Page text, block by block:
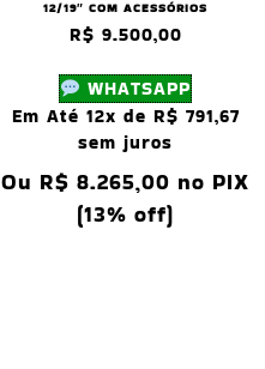
12/19″ COM ACESSÓRIOS
R$ 9.500,00
WHATSAPP
Em Até 12x de R$ 791,67
sem juros
Ou R$ 8.265,00 no PIX
(13% off)